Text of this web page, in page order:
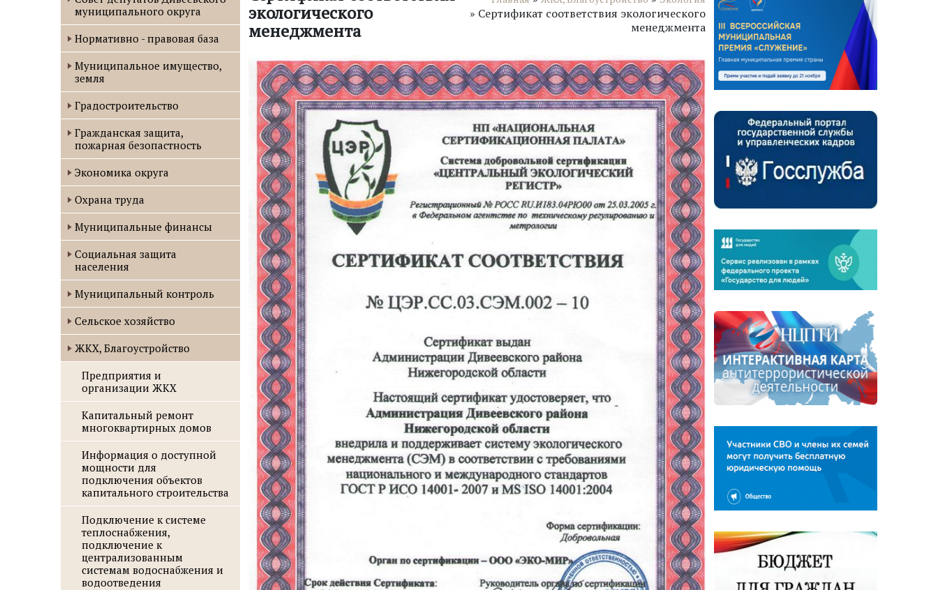
муниципального округа
Нормативно - правовая база
Муниципальное имущество,
земля
Градостроительство
Гражданская защита,
пожарная безопастность
Экономика округа
Охрана труда
Муниципальные финансы
Социальная защита
населения
Муниципальный контроль
Сельское хозяйство
ЖКХ, Благоустройство
Предприятия и
организации ЖКХ
Капитальный ремонт
многоквартирных домов
Информация о доступной
мощности для
подключения объектов
капитального строительства
Подключение к системе
теплоснабжения,
подключение к
централизованным
системам водоснабжения и
водоотведения
экологического
менеджмента
» Сертификат соответствия экологического
менеджмента